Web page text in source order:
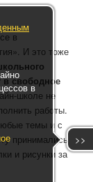
в
И это тоже
в свободное
школе не
работы.
темы и с
принимались
и рисунки за
>>
в